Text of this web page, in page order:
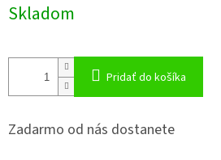
cena:
Skladom
Pridať do košíka
Zadarmo od nás dostanete